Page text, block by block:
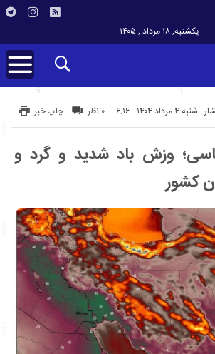
یکشنبه, ۱۸ مرداد , ۱۴۰۵
۴ مرداد ۱۴۰۴ - ۶:۱۶ چاپ خبر ۰ نظر
وزش باد شدید و گرد و